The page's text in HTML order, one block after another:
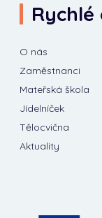
Rychlé
O nás
Zaměstnanci
Mateřská škola
Jídelníček
Tělocvična
Aktuality